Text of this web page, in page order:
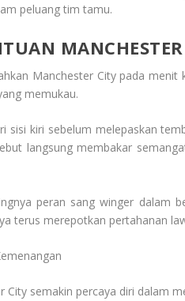
peluang tim tamu.
Manchester City pada
memukau.
sisi kiri sebelum melepaskan
langsung membakar
peran sang winger dalam
terus merepotkan pertahanan
City semakin percaya diri dalam